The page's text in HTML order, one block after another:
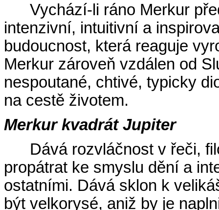
Vychází-li ráno Merkur
intenzivní, intuitivní a
budoucnost, která reaguje
Merkur zároveň vzdálen od
nespoutané, chtivé, typicky
na cestě životem.
Merkur kvadrát Jupiter
Dává rozvláčnost v řeči,
propátrat ke smyslu dění a
ostatními. Dává sklon k
být velkorysé, aniž by je